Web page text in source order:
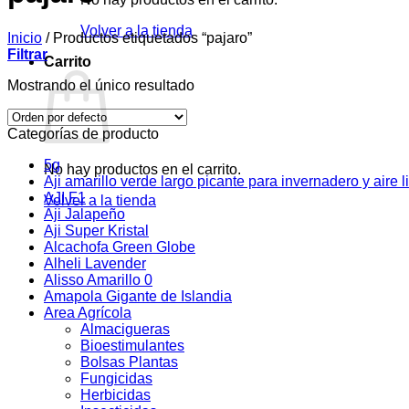
Volver a la tienda
Carrito
No hay productos en el carrito.
Volver a la tienda
Inicio /Productos etiquetados “pajaro”
Filtrar
Mostrando el único resultado
Categorías de producto
5g
Aji amarillo verde largo picante para invernadero y aire
AJI F1
Aji Jalapeño
Aji Super Kristal
Alcachofa Green Globe
Alheli Lavender
Alisso Amarillo 0
Amapola Gigante de Islandia
Area Agrícola
Almacigueras
Bioestimulantes
Bolsas Plantas
Fungicidas
Herbicidas